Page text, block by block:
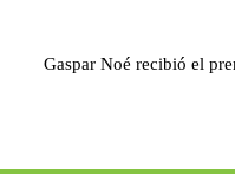
Gaspar Noé recibió el